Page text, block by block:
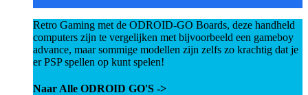
Retro Gaming met de ODROID-GO Boards, deze handheld
computers zijn te vergelijken met bijvoorbeeld een gameboy
advance, maar sommige modellen zijn zelfs zo krachtig dat je
er PSP spellen op kunt spelen!
Naar Alle ODROID GO'S ->